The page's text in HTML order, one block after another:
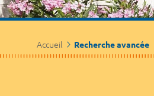
Accueil Recherche avancée